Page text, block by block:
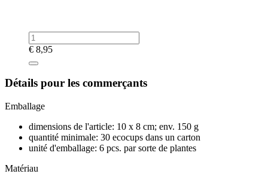
€ 8,95
Détails pour les commerçants
Emballage
dimensions de l'article: 10 x 8 cm; env. 150 g
quantité minimale: 30 ecocups dans un carton
unité d'emballage: 6 pcs. par sorte de plantes
Matériau